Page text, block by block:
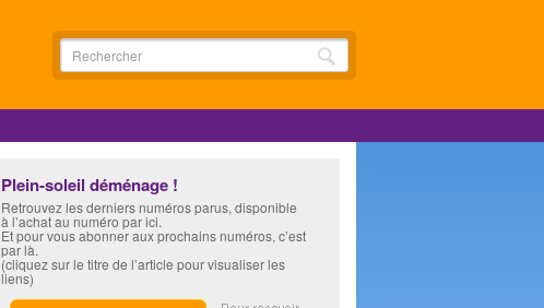
Plein-soleil déménage !
Retrouvez les derniers numéros parus, disponible
à l’achat au numéro par ici.
Et pour vous abonner aux prochains numéros, c’est
par là.
(cliquez sur le titre de l’article pour visualiser les
liens)